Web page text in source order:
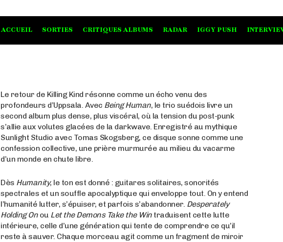
ACCUEIL SORTIES CRITIQUES ALBUMS RADAR IGGY PUSH
Le retour de Killing Kind résonne comme un écho venu des
profondeurs d’Uppsala. Avec Being Human, le trio suédois livre un
second album plus dense, plus viscéral, où la tension du post-punk
s’allie aux volutes glacées de la darkwave. Enregistré au mythique
Sunlight Studio avec Tomas Skogsberg, ce disque sonne comme une
confession collective, une prière murmurée au milieu du vacarme
d’un monde en chute libre.
Dès Humanity, le ton est donné : guitares solitaires, sonorités
spectrales et un souffle apocalyptique qui enveloppe tout. On y entend
l’humanité lutter, s’épuiser, et parfois s’abandonner. Desperately
Holding Onou Let the Demons Take the Wintraduisent cette lutte
intérieure, celle d’une génération qui tente de comprendre ce qu’il
reste à sauver. Chaque morceau agit comme un fragment de miroir